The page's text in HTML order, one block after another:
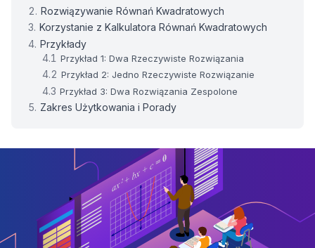
Rozwiązywanie Równań Kwadratowych
Korzystanie z Kalkulatora Równań Kwadratowych
Przykłady
Przykład 1: Dwa Rzeczywiste Rozwiązania
Przykład 2: Jedno Rzeczywiste Rozwiązanie
Przykład 3: Dwa Rozwiązania Zespolone
Zakres Użytkowania i Porady